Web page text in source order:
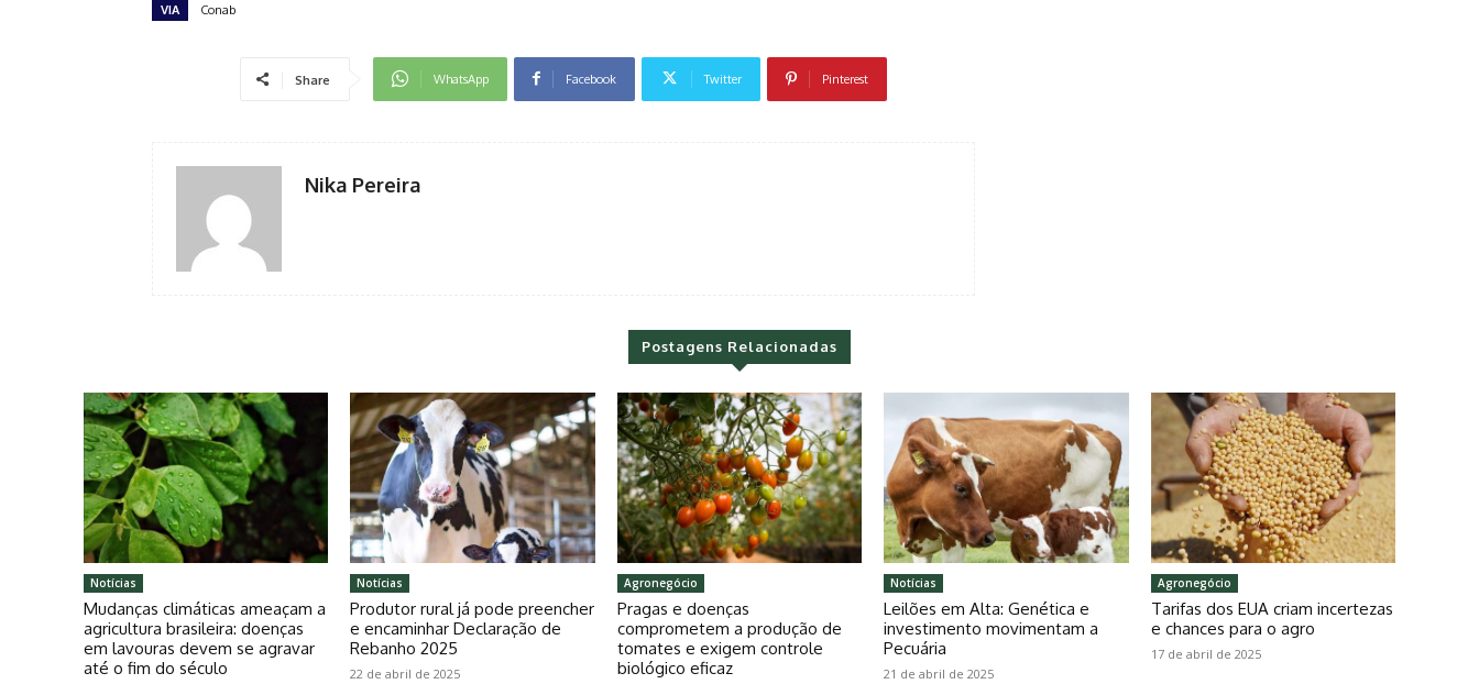
VIA Conab
Share WhatsApp Facebook Twitter Pinterest
Nika Pereira
Postagens Relacionadas
Notícias
Mudanças climáticas ameaçam a
agricultura brasileira: doenças
em lavouras devem se agravar
até o fim do século
Notícias
Produtor rural já pode preencher
e encaminhar Declaração de
Rebanho 2025
22 de abril de 2025
Agronegócio
Pragas e doenças
comprometem a produção de
tomates e exigem controle
biológico eficaz
Notícias
Leilões em Alta: Genética e
investimento movimentam a
Pecuária
21 de abril de 2025
Agronegócio
Tarifas dos EUA criam incertezas
e chances para o agro
17 de abril de 2025